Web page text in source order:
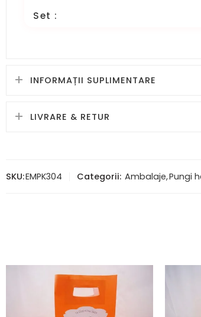
Set :
INFORMAȚII SUPLIMENTARE
LIVRARE & RETUR
SKU:EMPK304 Categorii: Ambalaje,Pungi